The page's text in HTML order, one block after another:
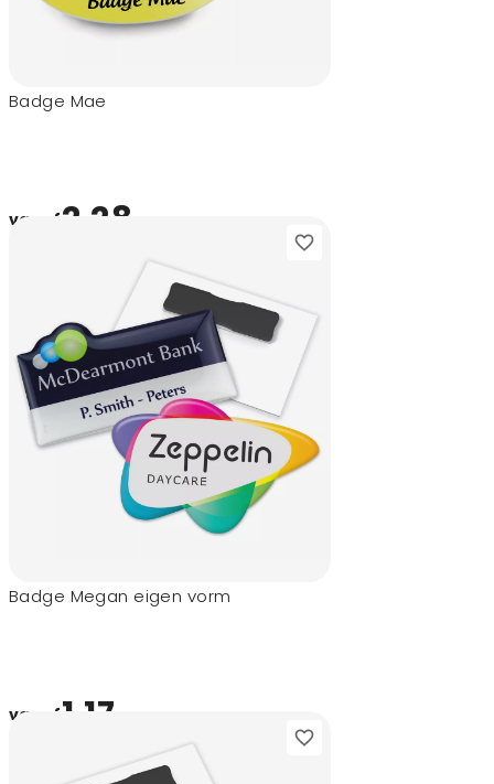
Badge Mae
vanaf2,28
Badge Megan eigen vorm
vanaf1,17